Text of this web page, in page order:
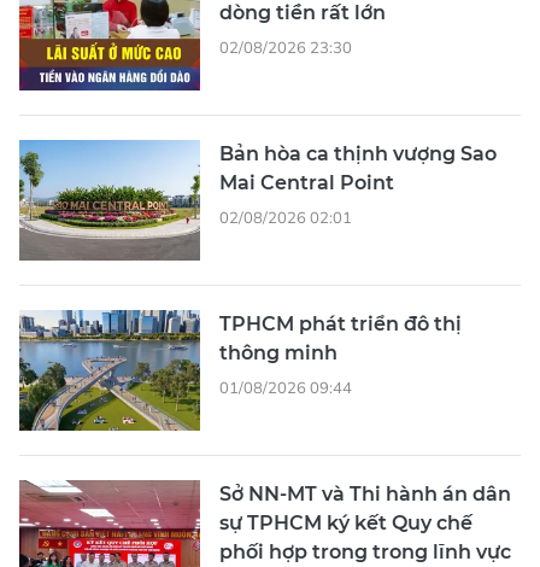
dòng tiền rất lớn
02/08/2026 23:30
Bản hòa ca thịnh vượng Sao
Mai Central Point
02/08/2026 02:01
TPHCM phát triển đô thị
thông minh
01/08/2026 09:44
Sở NN-MT và Thi hành án dân
sự TPHCM ký kết Quy chế
phối hợp trong trong lĩnh vực